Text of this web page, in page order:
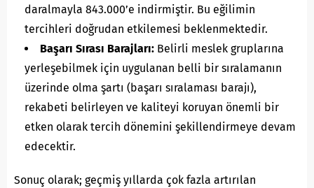
daralmayla 843.000’e indirmiştir. Bu eğilimin
tercihleri doğrudan etkilemesi beklenmektedir.
Başarı Sırası Barajları: Belirli meslek gruplarına
yerleşebilmek için uygulanan belli bir sıralamanın
üzerinde olma şartı (başarı sıralaması barajı),
rekabeti belirleyen ve kaliteyi koruyan önemli bir
etken olarak tercih dönemini şekillendirmeye devam
edecektir.
Sonuç olarak; geçmiş yıllarda çok fazla artırılan